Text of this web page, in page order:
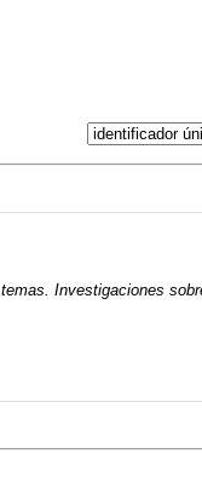
Investigaciones